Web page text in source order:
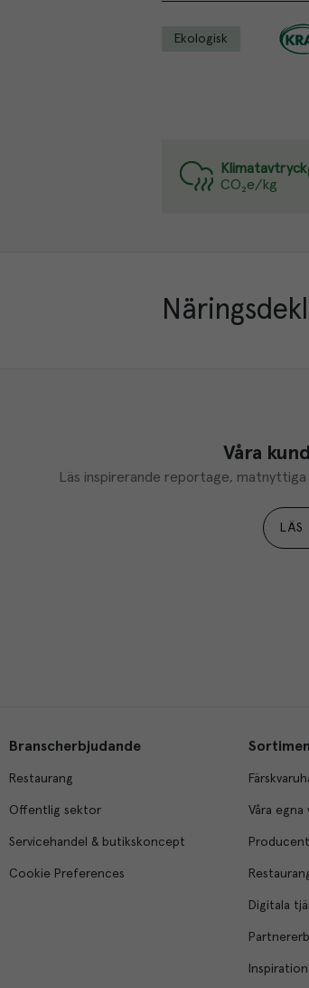
Ekologisk
Klimatavtryck
CO₂e/kg
Våra
Läs inspirerande reportage, matnyttiga
LÄS
Branscherbjudande
Restaurang
Offentlig sektor
Servicehandel & butikskoncept
Cookie Preferences
Våra egna
Digitala
Inspiration